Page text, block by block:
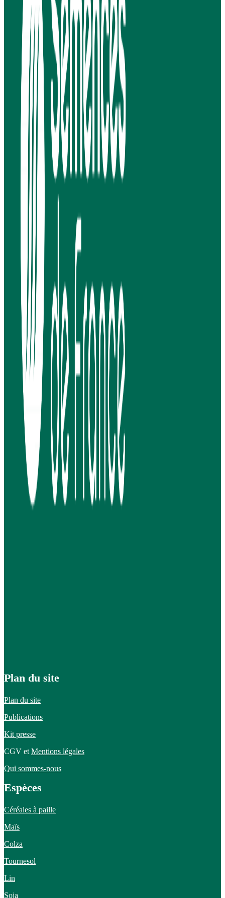
Plan du site
Plan du site
Publications
Kit presse
CGV et Mentions légales
Qui sommes-nous
Espèces
Céréales à paille
Maïs
Colza
Tournesol
Lin
Soja